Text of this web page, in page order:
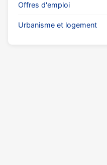
Offres d'emploi
Urbanisme et logement